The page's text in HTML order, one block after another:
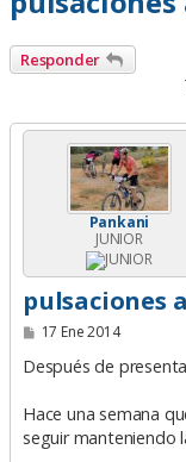
Responder
Pankani
JUNIOR
pulsaciones
M
n
j
e
17 Ene 2014
Después de
Hace una semana
seguir manteniendo